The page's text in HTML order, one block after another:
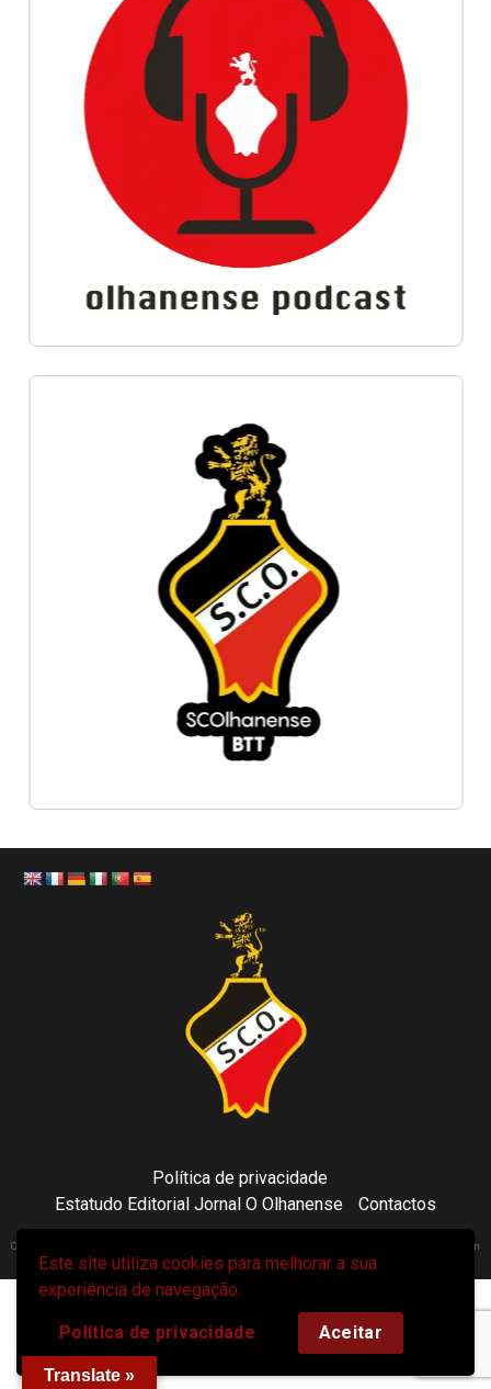
Este site utiliza cookies para melhorar a sua
experiência de navegação.
Política de privacidade Aceitar
Política de privacidade
Estatudo Editorial Jornal O Olhanense
Contactos
Copyright 2021 © Sporting Clube Olhanense - All rights reserved | Adapted by Tecni24.com | Hosted on
ToonsDomain.com |Newspherepor AF themes.
Translate »